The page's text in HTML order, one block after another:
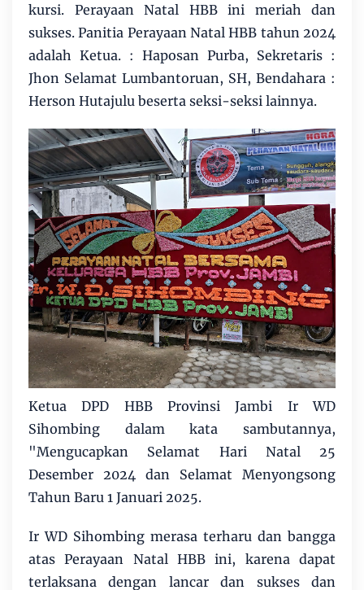
kursi. Perayaan Natal HBB ini meriah dan
sukses. Panitia Perayaan Natal HBB tahun 2024
adalah Ketua. : Haposan Purba, Sekretaris :
Jhon Selamat Lumbantoruan, SH, Bendahara :
Herson Hutajulu beserta seksi-seksi lainnya.
Ketua DPD HBB Provinsi Jambi Ir WD
Sihombing dalam kata sambutannya,
"Mengucapkan Selamat Hari Natal 25
Desember 2024 dan Selamat Menyongsong
Tahun Baru 1 Januari 2025.
Ir WD Sihombing merasa terharu dan bangga
atas Perayaan Natal HBB ini, karena dapat
terlaksana dengan lancar dan sukses dan